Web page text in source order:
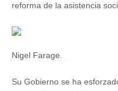
reforma de la asistencia
Nigel Farage.
Su Gobierno se ha